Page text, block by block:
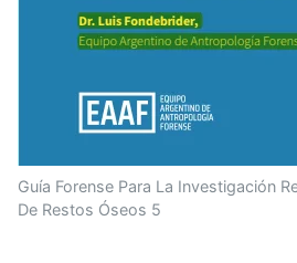
Guía Forense Para La Investigación
De Restos Óseos 5